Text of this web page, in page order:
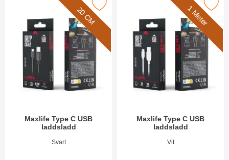
20 CM
Maxlife Type C USB
laddsladd
Art. nr 53994Svart
Makera maxlife Type C USB laddsladd som favorit 1 Meter
Maxlife Type C USB
laddsladd
Vit
Makera maxlife Type C USB